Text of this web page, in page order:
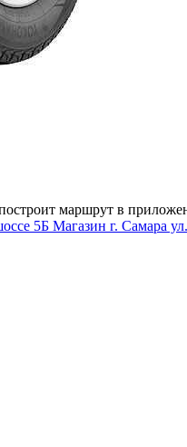
маршрут в
5Б Магазин г. Самара